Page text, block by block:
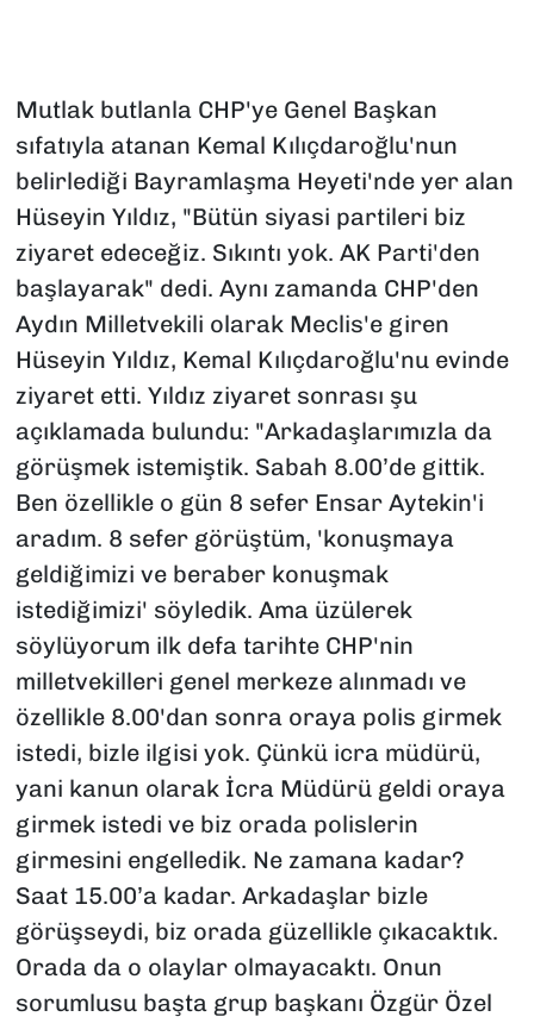
Mutlak butlanla CHP'ye Genel Başkan
sıfatıyla atanan Kemal Kılıçdaroğlu'nun
belirlediği Bayramlaşma Heyeti'nde yer alan
Hüseyin Yıldız, "Bütün siyasi partileri biz
ziyaret edeceğiz. Sıkıntı yok. AK Parti'den
başlayarak" dedi. Aynı zamanda CHP'den
Aydın Milletvekili olarak Meclis'e giren
Hüseyin Yıldız, Kemal Kılıçdaroğlu'nu evinde
ziyaret etti. Yıldız ziyaret sonrası şu
açıklamada bulundu: "Arkadaşlarımızla da
görüşmek istemiştik. Sabah 8.00’de gittik.
Ben özellikle o gün 8 sefer Ensar Aytekin'i
aradım. 8 sefer görüştüm, 'konuşmaya
geldiğimizi ve beraber konuşmak
istediğimizi' söyledik. Ama üzülerek
söylüyorum ilk defa tarihte CHP'nin
milletvekilleri genel merkeze alınmadı ve
özellikle 8.00'dan sonra oraya polis girmek
istedi, bizle ilgisi yok. Çünkü icra müdürü,
yani kanun olarak İcra Müdürü geldi oraya
girmek istedi ve biz orada polislerin
girmesini engelledik. Ne zamana kadar?
Saat 15.00’a kadar. Arkadaşlar bizle
görüşseydi, biz orada güzellikle çıkacaktık.
Orada da o olaylar olmayacaktı. Onun
sorumlusu başta grup başkanı Özgür Özel